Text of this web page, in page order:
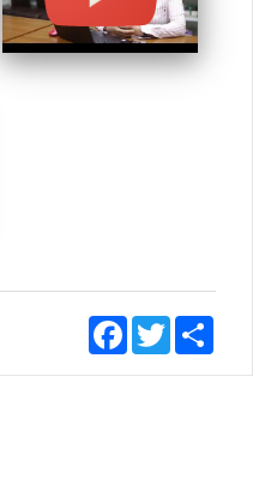
Facebook
Twitter